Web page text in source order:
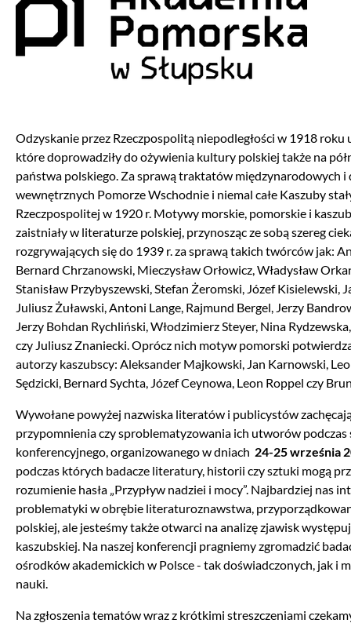
Odzyskanie przez Rzeczpospolitą niepodległości w 1918 roku
które doprowadziły do ożywienia kultury polskiej także na
państwa polskiego. Za sprawą traktatów międzynarodowych i
wewnętrznych Pomorze Wschodnie i niemal całe Kaszuby
Rzeczpospolitej w 1920 r. Motywy morskie, pomorskie i
zaistniały w literaturze polskiej, przynosząc ze sobą szereg
rozgrywających się do 1939 r. za sprawą takich twórców jak:
Bernard Chrzanowski, Mieczysław Orłowicz, Władysław
Stanisław Przybyszewski, Stefan Żeromski, Józef Kisielewski,
Juliusz Żuławski, Antoni Lange, Rajmund Bergel, Jerzy
Jerzy Bohdan Rychliński, Włodzimierz Steyer, Nina
czy Juliusz Znaniecki. Oprócz nich motyw pomorski
autorzy kaszubscy: Aleksander Majkowski, Jan Karnowski,
Sędzicki, Bernard Sychta, Józef Ceynowa, Leon Roppel czy
Wywołane powyżej nazwiska literatów i publicystów
przypomnienia czy sproblematyzowania ich utworów podczas
konferencyjnego, organizowanego w dniach 24-25 września
podczas których badacze literatury, historii czy sztuki mogą
rozumienie hasła „Przypływ nadziei i mocy”. Najbardziej nas
problematyki w obrębie literaturoznawstwa,
polskiej, ale jesteśmy także otwarci na analizę zjawisk
kaszubskiej. Na naszej konferencji pragniemy zgromadzić
ośrodków akademickich w Polsce - tak doświadczonych, jak i
nauki.
Na zgłoszenia tematów wraz z krótkimi streszczeniami